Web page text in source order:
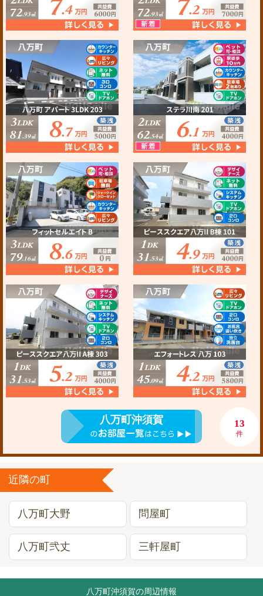
八万町沖須賀 13
件
近隣の町
八万町大野 問屋町
八万町弐丈 三軒屋町
八万町沖須賀の周辺情報